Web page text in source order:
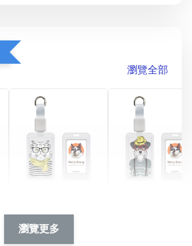
瀏覽全部
件套(附伸縮卡扣)
瀏覽更多